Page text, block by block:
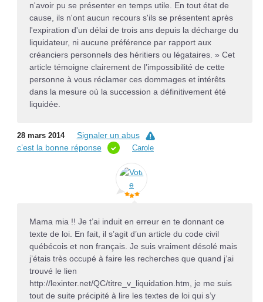
n'avoir pu se présenter en temps utile. En tout état de
cause, ils n'ont aucun recours s'ils se présentent après
l'expiration d'un délai de trois ans depuis la décharge du
liquidateur, ni aucune préférence par rapport aux
créanciers personnels des héritiers ou légataires. » Cet
article témoigne clairement de l’impossibilité de cette
personne à vous réclamer ces dommages et intérêts
dans la mesure où la succession a définitivement été
liquidée.
28 mars 2014
Signaler un abus
c’est la bonne réponse
Carole
Mama mia !! Je t’ai induit en erreur en te donnant ce
texte de loi. En fait, il s’agit d’un article du code civil
québécois et non français. Je suis vraiment désolé mais
j’étais très occupé à faire les recherches que quand j’ai
trouvé le lien
http://lexinter.net/QC/titre_v_liquidation.htm, je me suis
tout de suite précipité à lire les textes de loi qui s’y